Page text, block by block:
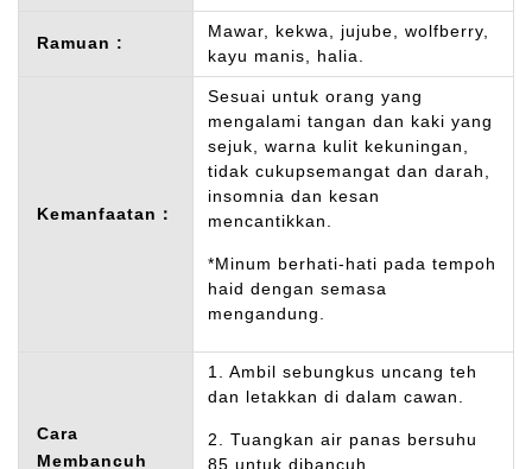
Ramuan :
Mawar, kekwa, jujube, wolfberry,
kayu manis, halia.
Kemanfaatan：
Sesuai untuk orang yang
mengalami tangan dan kaki yang
sejuk, warna kulit kekuningan,
tidak cukupsemangat dan darah,
insomnia dan kesan
mencantikkan.
*Minum berhati-hati pada tempoh
haid dengan semasa
mengandung.
Cara
Membancuh
1. Ambil sebungkus uncang teh
dan letakkan di dalam cawan.
2. Tuangkan air panas bersuhu
85 untuk dibancuh.